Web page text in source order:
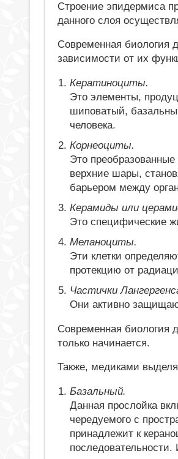
Строение эпидермиса
данного слоя
Современная биология
зависимости от их
Кератиноциты.
Это элементы,
шиповатый,
человека.
Корнеоциты.
Это
верхние шары,
барьером между
Керамиды или
Это специфические
Меланоциты.
Эти клетки
протекцию от
Частички
Они активно
Современная биология
только начинается.
Также, медиками
Базальный.
Данная прослойка
чередуемого с
принадлежит к